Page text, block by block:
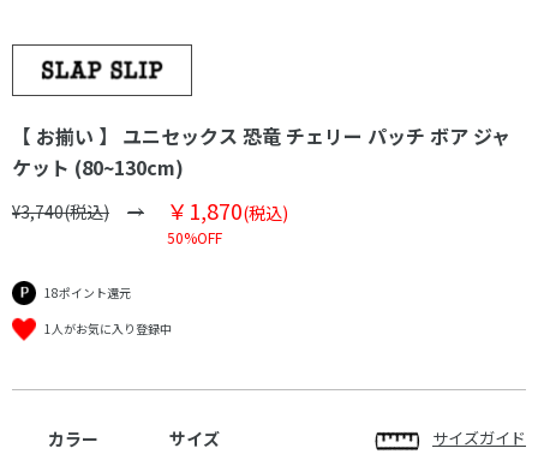
【 お揃い 】 ユニセックス 恐竜 チェリー パッチ ボア ジャ
ケット (80~130cm)
¥3,740(税込) ￥1,870(税込)
50%OFF
18ポイント還元
1人がお気に入り登録中
カラー サイズ サイズガイド